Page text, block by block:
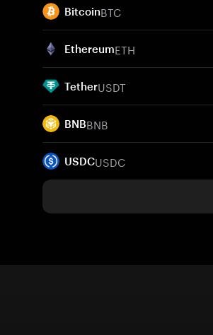
BitcoinBTC
EthereumETH
TetherUSDT
BNBBNB
USDCUSDC